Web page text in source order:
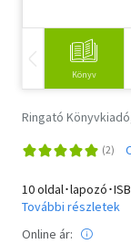
Történelem
Vallás
Könyv
Ringató
10 oldal･lapozó･
További részletek
Online ár: